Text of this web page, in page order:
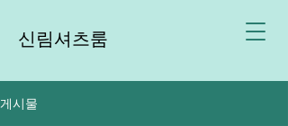
신림셔츠룸
게시물